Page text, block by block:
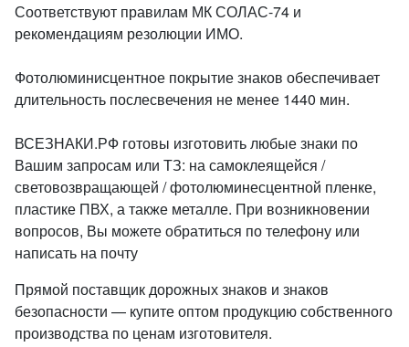
Соответствуют правилам МК СОЛАС-74 и
рекомендациям резолюции ИМО.
Фотолюминисцентное покрытие знаков обеспечивает
длительность послесвечения не менее 1440 мин.
ВСЕЗНАКИ.РФ готовы изготовить любые знаки по
Вашим запросам или ТЗ: на самоклеящейся /
световозвращающей / фотолюминесцентной пленке,
пластике ПВХ, а также металле. При возникновении
вопросов, Вы можете обратиться по телефону или
написать на почту
Прямой поставщик дорожных знаков и знаков
безопасности — купите оптом продукцию собственного
производства по ценам изготовителя.